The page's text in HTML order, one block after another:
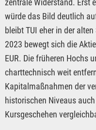
zentrale Widerstand. Erst
würde das Bild deutlich
bleibt TUI eher in der
2023 bewegt sich die
EUR. Die früheren Hochs
charttechnisch weit
Kapitalmaßnahmen der
historischen Niveaus
Kursgeschehen